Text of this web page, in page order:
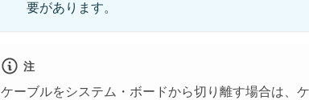
要があります。
注
ケーブルをシステム・ボードから切り離す場合は、